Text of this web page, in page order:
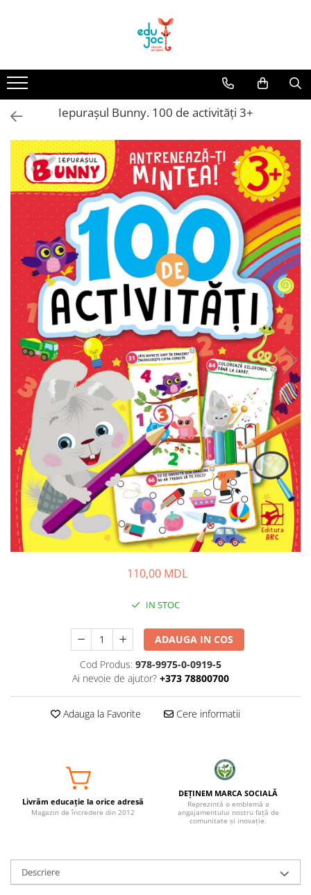
1-2 ani
3-4 ani
5-7 ani
8-99 ani
Iepurașul Bunny. 100 de activități 3+
110,00 MDL
IN STOC
ADAUGA IN COS
Cod Produs: 978-9975-0-0919-5
Ai nevoie de ajutor? +373 78800700
Adauga la Favorite Cere informatii
Livrăm educație la orice adresă
Magazin de încredere din 2012
DEȚINEM MARCA SOCIALĂ
Reprezintă o emblemă a
angajamentului nostru față de
comunitate și inovație.
Descriere